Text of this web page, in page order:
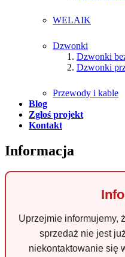
WELAIK
Dzwonki
Dzwonki
Dzwonki
Przewody i kable
Blog
Zgłoś projekt
Kontakt
Informacja
Uprzejmie informujemy,
sprzedaż nie jest
niekontaktowanie się